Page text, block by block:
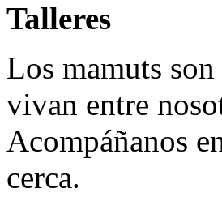
Talleres
Los mamuts
vivan entre
Acompáñanos
cerca.